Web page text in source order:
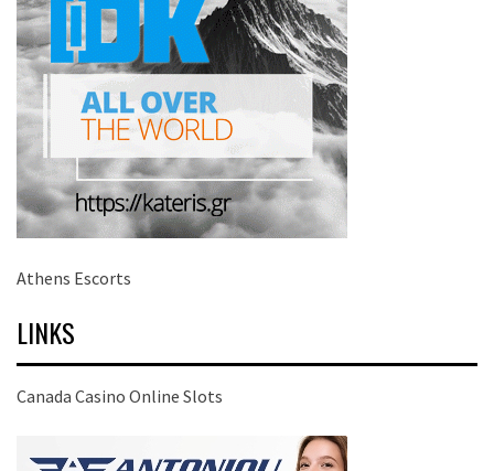
Athens Escorts
LINKS
Canada Casino Online Slots